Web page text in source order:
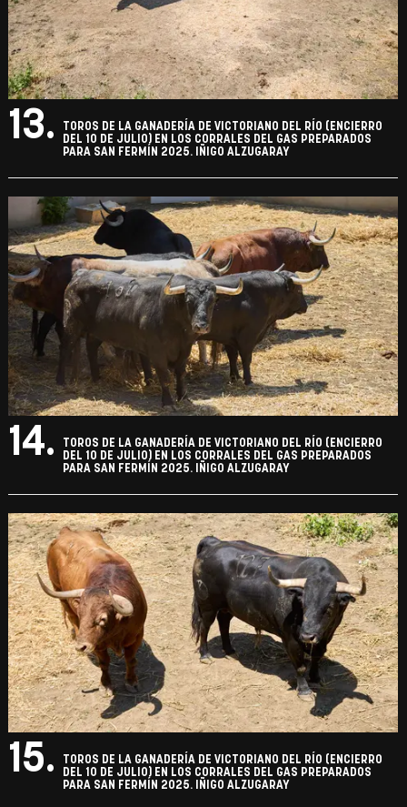
13.
TOROS DE LA GANADERÍA DE VICTORIANO DEL RÍO (ENCIERRO
DEL 10 DE JULIO) EN LOS CORRALES DEL GAS PREPARADOS
PARA SAN FERMÍN 2025. IÑIGO ALZUGARAY
14.
TOROS DE LA GANADERÍA DE VICTORIANO DEL RÍO (ENCIERRO
DEL 10 DE JULIO) EN LOS CORRALES DEL GAS PREPARADOS
PARA SAN FERMÍN 2025. IÑIGO ALZUGARAY
15.
TOROS DE LA GANADERÍA DE VICTORIANO DEL RÍO (ENCIERRO
DEL 10 DE JULIO) EN LOS CORRALES DEL GAS PREPARADOS
PARA SAN FERMÍN 2025. IÑIGO ALZUGARAY